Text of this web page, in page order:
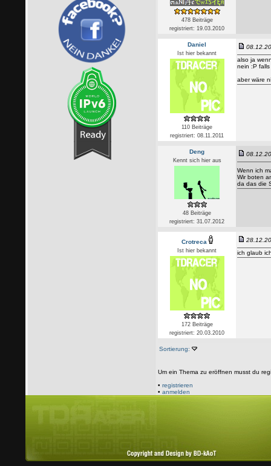
478 Beiträge
registriert: 19.03.2010
Daniel
Ist hier bekannt
110 Beiträge
registriert: 08.11.2011
also ja
nein :P
aber wäre
Deng
Kennt sich hier aus
48 Beiträge
registriert: 31.07.2012
Wenn ich
Wir boten
da das die
Crotreca
Ist hier bekannt
172 Beiträge
registriert: 20.03.2010
ich glaub
Sortierung:
Um ein Thema zu eröffnen musst du
• registrieren
• anmelden